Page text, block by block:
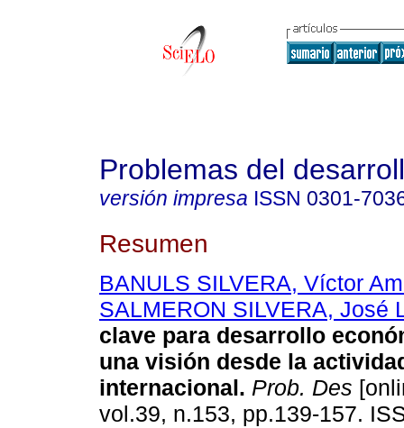
Problemas del
versión impresa ISSN 0301-
Resumen
BANULS SILVERA, Víctor
SALMERON SILVERA, José
clave para desarrollo
una visión desde la
internacional. Prob. Des
vol.39, n.153, pp.139-157.